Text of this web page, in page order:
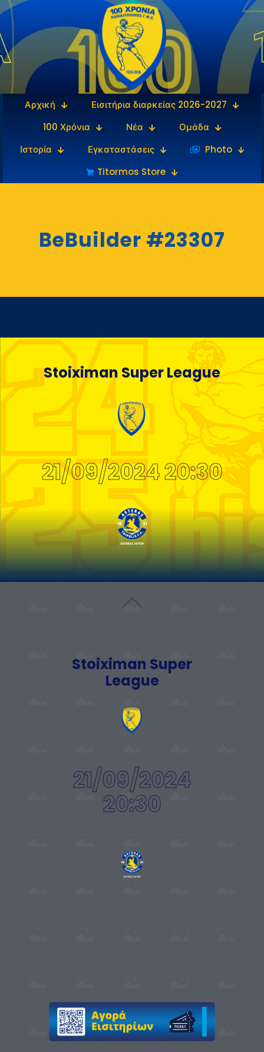
Αρχική
Εισιτήρια διαρκείας 2026-2027
100 Χρόνια
Νέα
Ομάδα
Ιστορία
Εγκαταστάσεις
‎‏‏‎ ‎Photo
Titormos Store
BeBuilder #23307
Stoiximan Super League
21/09/2024 20:30
Stoiximan Super
League
21/09/2024
20:30